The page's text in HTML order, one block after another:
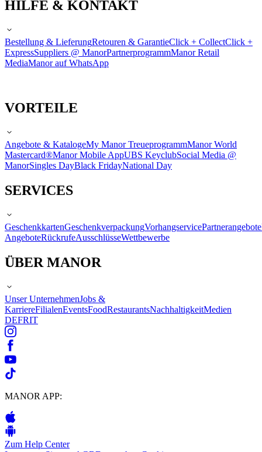
HILFE & KONTAKT
Bestellung & LieferungRetouren & GarantieClick + CollectClick +
ExpressSuppliers @ ManorPartnerprogrammManor Retail
MediaManor auf WhatsApp
VORTEILE
Angebote & KatalogeMy Manor TreueprogrammManor World
Mastercard®Manor Mobile AppUBS KeyclubSocial Media @
ManorSingles DayBlack FridayNational Day
SERVICES
GeschenkkartenGeschenkverpackungVorhangservicePartnerangebote
AngeboteRückrufeAusschlüsseWettbewerbe
ÜBER MANOR
Unser UnternehmenJobs &
KarriereFilialenEventsFoodRestaurantsNachhaltigkeitMedien
DEFRIT
MANOR APP:
Zum Help Center